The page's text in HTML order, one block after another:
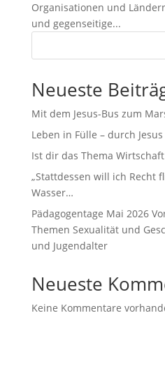
Organisationen und
und gegenseitige...
Neueste
Mit dem Jesus-Bus zum
Leben in Fülle – durch
Ist dir das Thema
„Stattdessen will ich Recht
Wasser…
Pädagogentage Mai 2026
Themen Sexualität und
und Jugendalter
Neueste
Keine Kommentare